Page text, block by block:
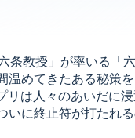
条教授」が率いる「
めてきたある秘策
は人々のあいだに
いに終止符が打たれ
す。©Reiko